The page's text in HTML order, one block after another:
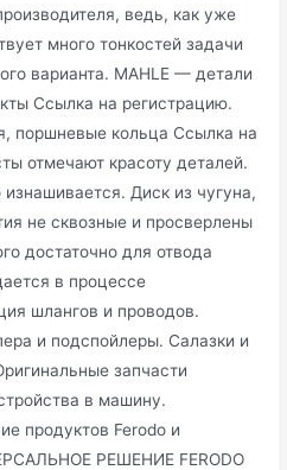
ведь, как уже
много тонкостей задачи
варианта. MAHLE — детали
Ссылка на регистрацию.
поршневые кольца Ссылка на
отмечают красоту деталей.
Диск из чугуна,
не сквозные и просверлены
достаточно для отвода
в процессе
шлангов и проводов.
и подспойлеры. Салазки и
запчасти
в машину.
продуктов Ferodo и
РЕШЕНИЕ FERODO